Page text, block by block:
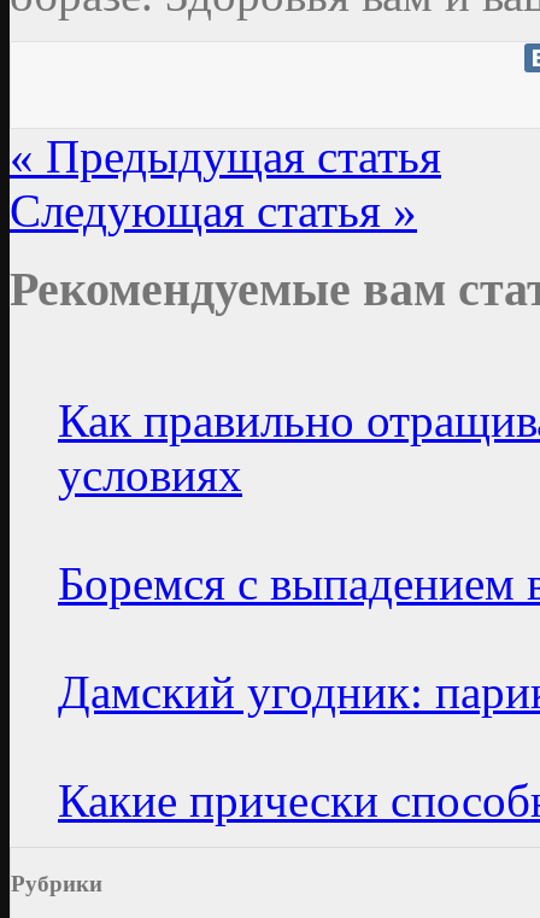
« Предыдущая статья
Следующая статья »
Рекомендуемые вам
Как правильно
условиях
Боремся с выпадением
Дамский угодник:
Какие прически
Рубрики